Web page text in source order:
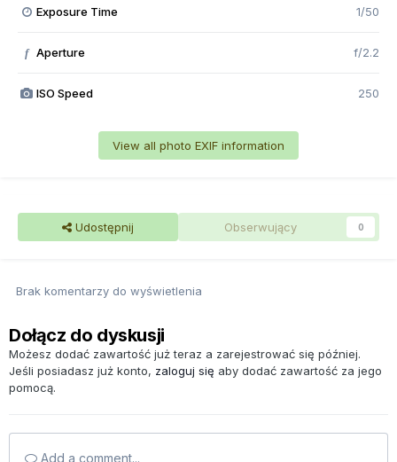
Exposure Time 1/50
f Aperture f/2.2
ISO Speed 250
View all photo EXIF information
Udostępnij Obserwujący 0
Brak komentarzy do wyświetlenia
Dołącz do dyskusji
Możesz dodać zawartość już teraz a zarejestrować się później.
Jeśli posiadasz już konto, zaloguj się aby dodać zawartość za jego
pomocą.
Add a comment...